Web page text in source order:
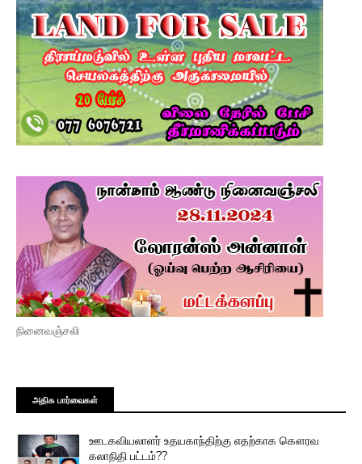
நினைவஞ்சலி
அதிக பார்வைகள்
ஊடகவியலாளர் உதயகாந்திற்கு எதற்காக கௌரவ
கலாநிதி பட்டம்??